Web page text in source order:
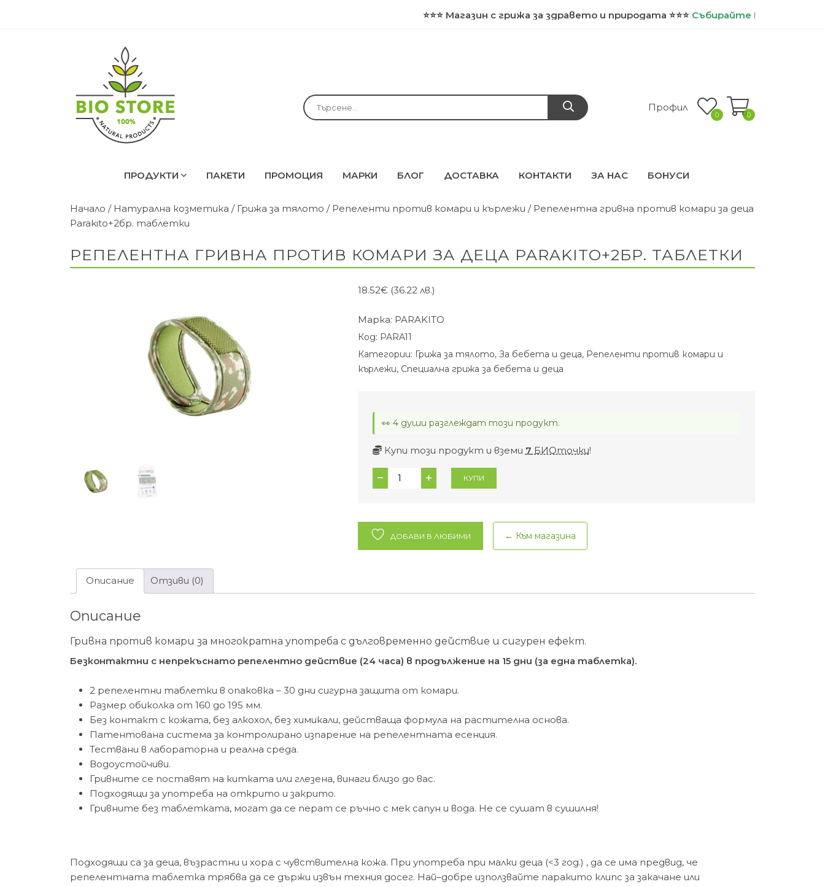
⭐⭐⭐ Магазин с грижа за здравето и природата ⭐⭐⭐СъбирайтеБИО точки и
Профил
0 0
ПРОДУКТИ ПАКЕТИ ПРОМОЦИЯ МАРКИ БЛОГ ДОСТАВКА КОНТАКТИ ЗА НАС БОНУСИ
Начало / Натурална козметика / Грижа за тялото / Репеленти против комари и кърлежи / Репелентна гривна против комари за деца
Parakito+2бр. таблетки
РЕПЕЛЕНТНА ГРИВНА ПРОТИВ КОМАРИ ЗА ДЕЦА PARAKITO+2БР. ТАБЛЕТКИ
18.52€ (36.22 лв.)
Марка: PARAKITO
Код: PARA11
Категории: Грижа за тялото, За бебета и деца, Репеленти против комари и
кърлежи, Специална грижа за бебета и деца
👀 4 души разглеждат този продукт.
Купи този продукт и вземи 7 БИОточки!
количество
за
против
комари
Parakito+2бр.
КУПИ
ДОБАВИ В ЛЮБИМИ ← Към магазина
Описание Отзиви (0)
Описание
Гривна против комари за многократна употреба с дълговременно действие и сигурен ефект.
Безконтактни с непрекъснато репелентно действие (24 часа) в продължение на 15 дни (за една таблетка).
2 репелентни таблетки в опаковка – 30 дни сигурна защита от комари.
Размер обиколка от 160 до 195 мм.
Без контакт с кожата, без алкохол, без химикали, действаща формула на растителна основа.
Патентована система за контролирано изпарение на репелентната есенция.
Тествани в лабораторна и реална среда.
Водоустойчиви.
Гривните се поставят на китката или глезена, винаги близо до вас.
Подходящи за употреба на открито и закрито.
Гривните без таблетката, могат да се перат се ръчно с мек сапун и вода. Не се сушат в сушилня!
Подходящи са за деца, възрастни и хора с чувствителна кожа. При употреба при малки деца (<3 год.) , да се има предвид, че
репелентната таблетка трябва да се държи извън техния досег. Най–добре използвайте паракито клипс за закачане или